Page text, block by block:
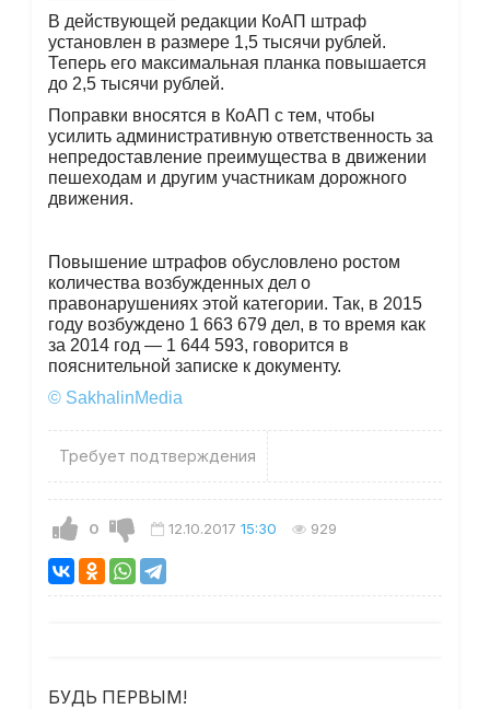
В действующей редакции КоАП штраф
установлен в размере 1,5 тысячи рублей.
Теперь его максимальная планка повышается
до 2,5 тысячи рублей.
Поправки вносятся в КоАП с тем, чтобы
усилить административную ответственность за
непредоставление преимущества в движении
пешеходам и другим участникам дорожного
движения.
Повышение штрафов обусловлено ростом
количества возбужденных дел о
правонарушениях этой категории. Так, в 2015
году возбуждено 1 663 679 дел, в то время как
за 2014 год — 1 644 593, говорится в
пояснительной записке к документу.
© SakhalinMedia
Требует подтверждения
0 12.10.2017 15:30 929
БУДЬ ПЕРВЫМ!